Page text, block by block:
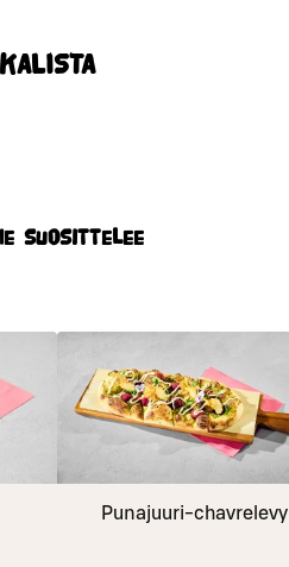
suosittelee
Punajuuri-chavrelevy